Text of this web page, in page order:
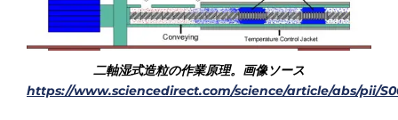
二軸湿式造粒の作業原理。画像ソース
https://www.sciencedirect.com/science/article/abs/pii/